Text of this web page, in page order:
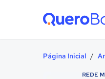
Página Inicial /
REDE